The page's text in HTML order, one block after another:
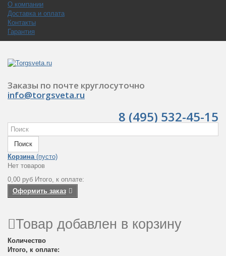
О компании
Доставка и оплата
Контакты
Гарантия
Заказы по почте круглосуточно
info@torgsveta.ru
8 (495) 532-45-15
Поиск
Корзина (пусто)
Нет товаров
0,00 руб Итого, к оплате:
Оформить заказ
Товар добавлен в корзину
Количество
Итого, к оплате: